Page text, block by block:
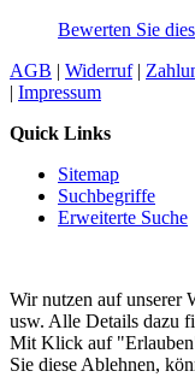
Bewerten Sie
AGB | Widerruf|
| Impressum
Quick Links
Sitemap
Suchbegriffe
Erweiterte Suche
Wir nutzen auf unserer
usw. Alle Details dazu
Mit Klick auf
Sie diese Ablehnen,